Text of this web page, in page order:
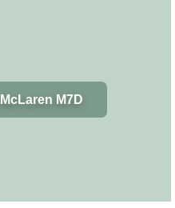
M7D